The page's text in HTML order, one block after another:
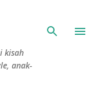
kisah
anak-